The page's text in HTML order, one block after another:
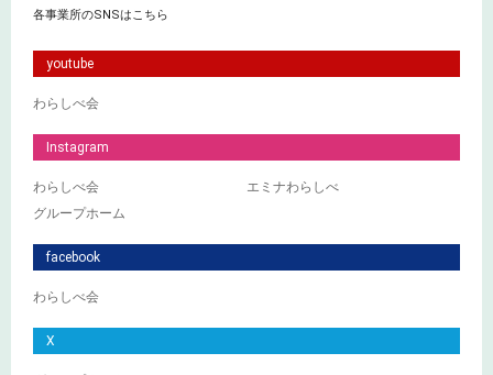
各事業所のSNSはこちら
youtube
わらしべ会
Instagram
わらしべ会
エミナわらしべ
グループホーム
facebook
わらしべ会
X